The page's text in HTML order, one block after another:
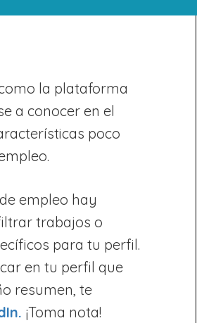
la plataforma
a conocer en el
poco
empleo hay
trabajos o
para tu perfil.
en tu perfil que
resumen, te
¡Toma nota!